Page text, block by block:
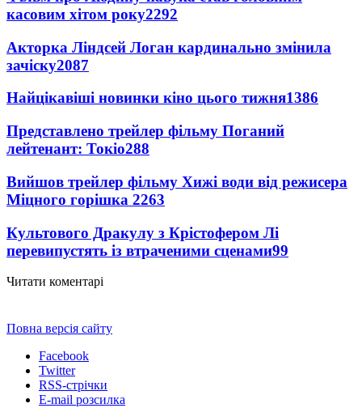
касовим хітом року2292
Акторка Ліндсей Логан кардинально змінила
зачіску2087
Найцікавіші новинки кіно цього тижня1386
Представлено трейлер фільму Поганий
лейтенант: Токіо288
Вийшов трейлер фільму Хижі води від режисера
Міцного горішка 2263
Культового Дракулу з Крістофером Лі
перевипустять із втраченими сценами99
Читати коментарі
Повна версія сайту
Facebook
Twitter
RSS-стрічки
E-mail розсилка